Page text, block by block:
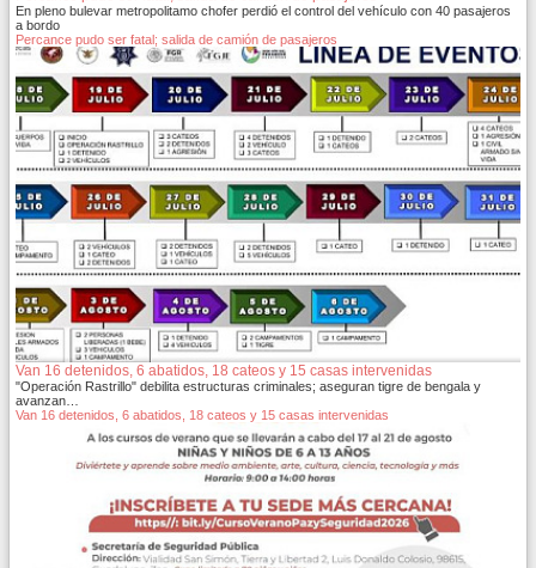
En pleno bulevar metropolitamo chofer perdió el control del vehículo con 40 pasajeros
a bordo
Percance pudo ser fatal; salida de camión de pasajeros
Van 16 detenidos, 6 abatidos, 18 cateos y 15 casas intervenidas
"Operación Rastrillo" debilita estructuras criminales; aseguran tigre de bengala y
avanzan…
Van 16 detenidos, 6 abatidos, 18 cateos y 15 casas intervenidas